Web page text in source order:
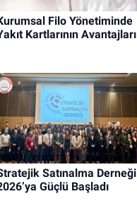
Filo Yönetiminde
Kartlarının Avantajları
Satınalma Derneği
Güçlü Başladı